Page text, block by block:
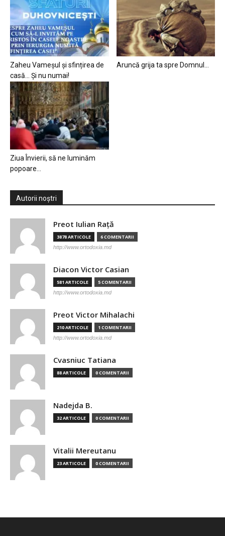
Zaheu Vameșul și sfințirea de
casă… Și nu numai!
Aruncă grija ta spre Domnul…
Ziua Învierii, să ne luminăm
popoare…
Autorii noștri
Preot Iulian Raţă
3878 ARTICOLE 6 COMENTARII
http://www.ortodoxia.md
Diacon Victor Casian
581 ARTICOLE 5 COMENTARII
http://www.ortodoxia.md
Preot Victor Mihalachi
210 ARTICOLE 1 COMENTARII
http://www.ortodoxia.md
Cvasniuc Tatiana
88 ARTICOLE 0 COMENTARII
Nadejda B.
32 ARTICOLE 0 COMENTARII
Vitalii Mereutanu
23 ARTICOLE 0 COMENTARII